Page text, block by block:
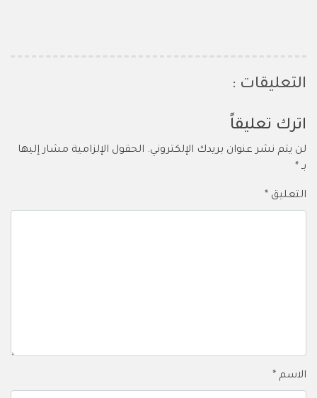
التعليقات :
اترك تعليقاً
لن يتم نشر عنوان بريدك الإلكتروني. الحقول الإلزامية مشار إليها
بـ *
التعليق *
الاسم *